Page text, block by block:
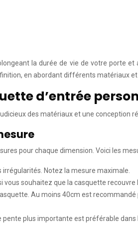
la durée de vie de votre porte
en abordant différents matériaux et
d’entrée
des matériaux et une conception
pour chaque dimension. Voici les
Notez la mesure maximale.
vous souhaitez que la casquette recouvre
Au moins 40cm est
plus importante est préférable